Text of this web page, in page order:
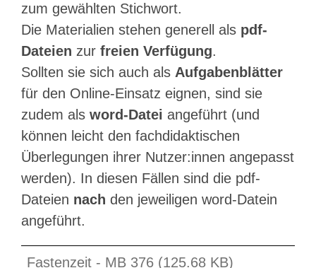
zum gewählten Stichwort.
Die Materialien stehen generell als pdf-
Dateien zur freien Verfügung.
Sollten sie sich auch als Aufgabenblätter
für den Online-Einsatz eignen, sind sie
zudem als word-Datei angeführt (und
können leicht den fachdidaktischen
Überlegungen ihrer Nutzer:innen angepasst
werden). In diesen Fällen sind die pdf-
Dateien nach den jeweiligen word-Datein
angeführt.
Fastenzeit - MB 376 (125.68 KB)